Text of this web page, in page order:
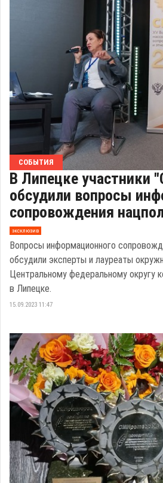
СОБЫТИЯ
В Липецке участники
обсудили вопросы
сопровождения
эксклюзив
Вопросы информационного
обсудили эксперты и лауреаты
Центральному федеральному округу
в Липецке.
15.09.2023 11:47